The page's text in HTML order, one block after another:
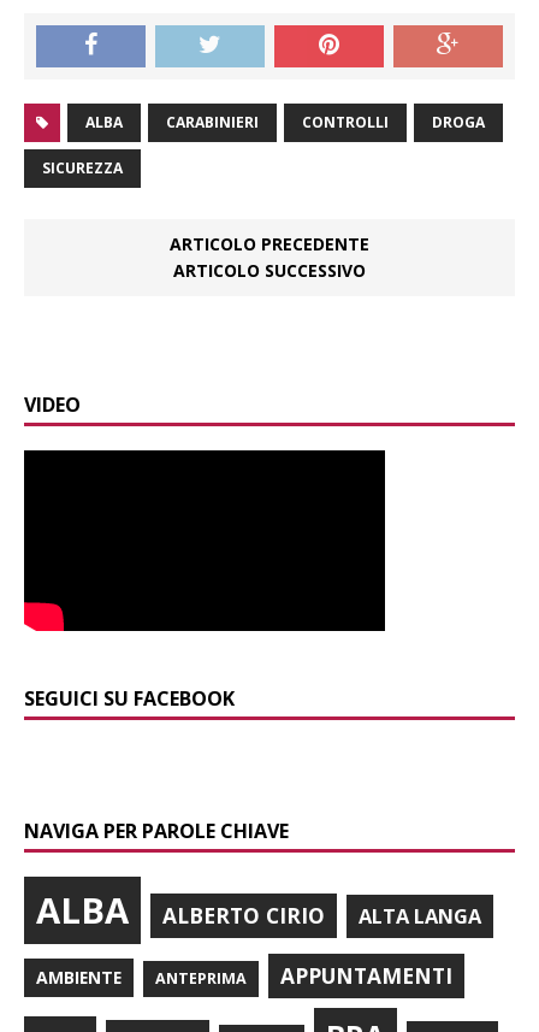
ALBA CARABINIERI CONTROLLI DROGA
SICUREZZA
ARTICOLO PRECEDENTE
ARTICOLO SUCCESSIVO
VIDEO
SEGUICI SU FACEBOOK
NAVIGA PER PAROLE CHIAVE
ALBA ALBERTO CIRIO ALTA LANGA
AMBIENTE ANTEPRIMA APPUNTAMENTI